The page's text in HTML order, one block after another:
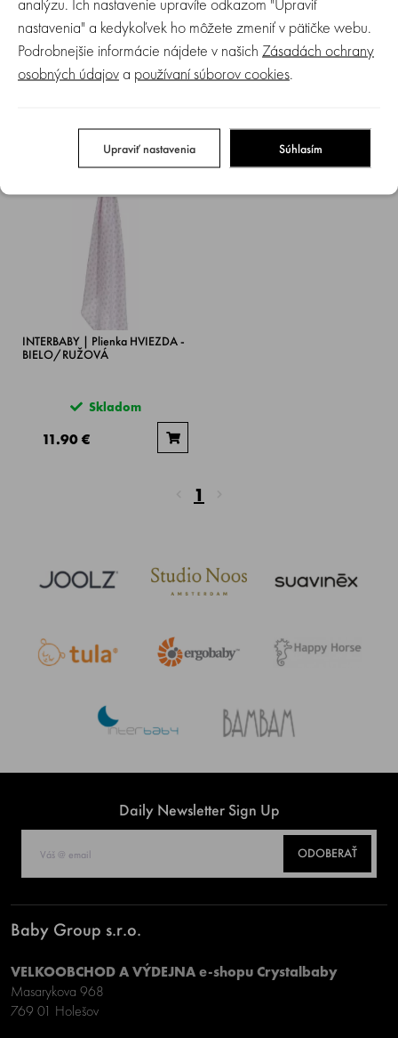
INTERBABY | Plienka HVIEZDA -
BIELO/MODRÁ
Skladom
INTERBABY | Plienka HVIEZDA -
SIVO/BIELA
Skladom
INTERBABY | Plienka HVIEZDA -
BIELO/RUŽOVÁ
Skladom
11.90 €
1
Daily Newsletter Sign Up
ODOBERAŤ
Baby Group s.r.o.
VELKOOBCHOD A VÝDEJNA e-shopu Crystalbaby
Masarykova 968
769 01 Holešov
nastavenia" a kedykoľvek ho môžete zmeniť v pätičke webu.
Podrobnejšie informácie nájdete v našich Zásadách ochrany
osobných údajova používaní súborov cookies.
Upraviť nastavenia Súhlasím